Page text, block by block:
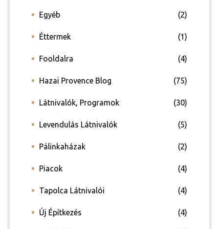
Egyéb (2)
Éttermek (1)
Fooldalra (4)
Hazai Provence Blog (75)
Látnivalók, Programok (30)
Levendulás Látnivalók (5)
Pálinkaházak (2)
Piacok (4)
Tapolca Látnivalói (4)
Új Építkezés (4)